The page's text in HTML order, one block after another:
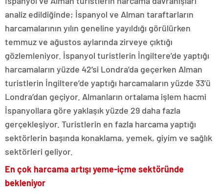
analiz edildiğinde; İspanyol ve Alman taraftarların
harcamalarının yılın geneline yayıldığı görülürken
temmuz ve ağustos aylarında zirveye çıktığı
gözlemleniyor. İspanyol turistlerin İngiltere’de yaptığı
harcamaların yüzde 42’si Londra’da geçerken Alman
turistlerin İngiltere’de yaptığı harcamaların yüzde 33’ü
Londra’dan geçiyor. Almanların ortalama işlem hacmi
İspanyollara göre yaklaşık yüzde 29 daha fazla
gerçekleşiyor. Turistlerin en fazla harcama yaptığı
sektörlerin başında konaklama, yemek, giyim ve sağlık
sektörleri geliyor.
En çok harcama artışı yeme-içme sektöründe
bekleniyor